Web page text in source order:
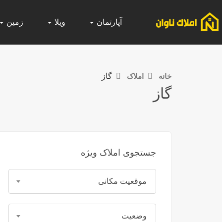
آپارتمان ویلا زمین
خانه املاک گاز
گاز
جستجوی املاک ویژه
موقعیت مکانی
وضعیت